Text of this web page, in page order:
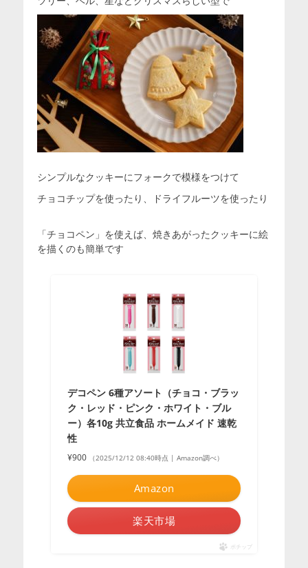
シンプルなクッキーにフォークで模様をつけて
チョコチップを使ったり、ドライフルーツを使ったり
「チョコペン」を使えば、焼きあがったクッキーに絵
を描くのも簡単です
デコペン 6種アソート（チョコ・ブラッ
ク・レッド・ピンク・ホワイト・ブル
ー）各10g 共立食品 ホームメイド 速乾
性
¥900 （2025/12/12 08:40時点 | Amazon調べ）
Amazon
楽天市場
ポチップ